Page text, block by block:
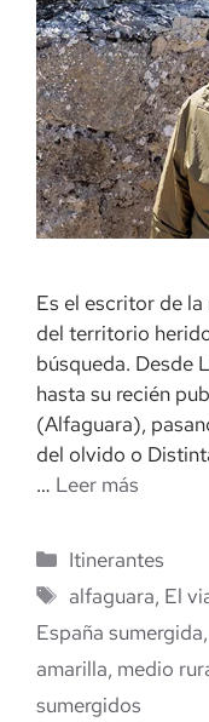
Es el escritor de
del territorio
búsqueda. Desde
hasta su recién
(Alfaguara),
del olvido o
… Leer más
Categorías
Itinerantes
Etiquetas
alfaguara, El
España sumergida,
amarilla, medio
sumergidos